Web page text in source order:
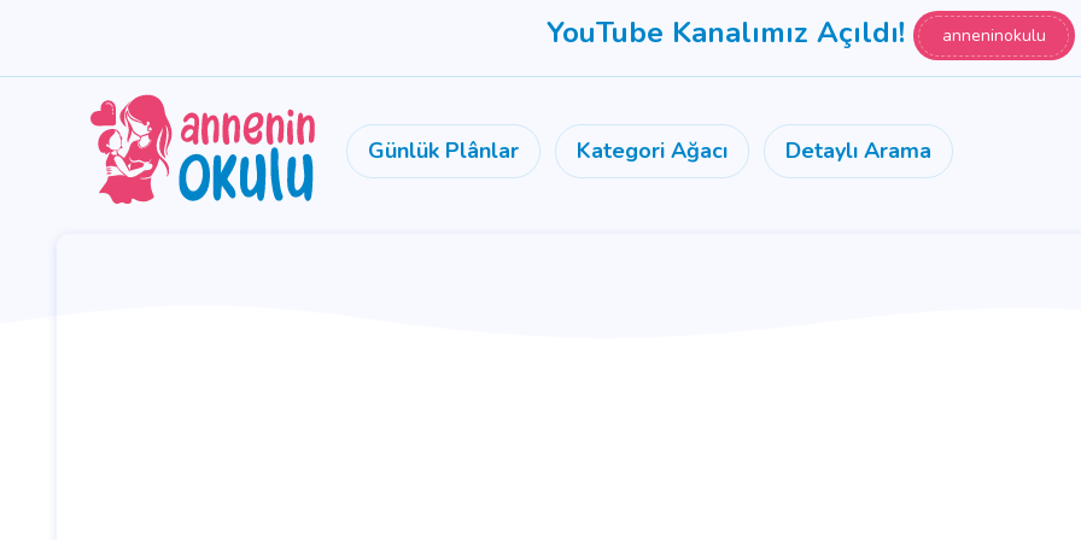
YouTube Kanalımız Açıldı! anneninokulu
Günlük Plânlar Kategori Ağacı Detaylı Arama